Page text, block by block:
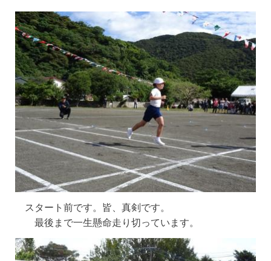
スタート前です。皆、真剣です。
最後まで一生懸命走り切っています。